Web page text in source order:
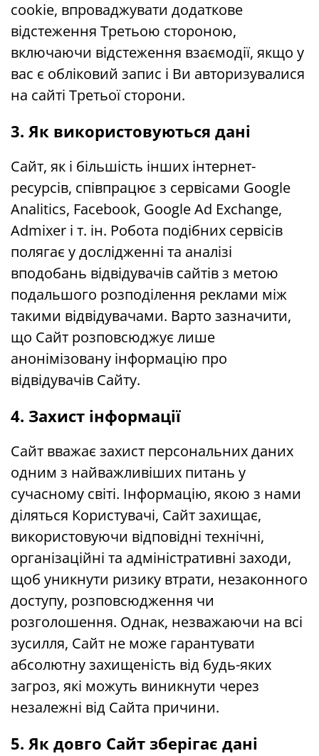
cookie, впроваджувати додаткове
відстеження Третьою стороною,
включаючи відстеження взаємодії, якщо у
вас є обліковий запис і Ви авторизувалися
на сайті Третьої сторони.
3. Як використовуються дані
Сайт, як і більшість інших інтернет-
ресурсів, співпрацює з сервісами Google
Analitics, Facebook, Google Ad Exchange,
Admixer і т. ін. Робота подібних сервісів
полягає у дослідженні та аналізі
вподобань відвідувачів сайтів з метою
подальшого розподілення реклами між
такими відвідувачами. Варто зазначити,
що Сайт розповсюджує лише
анонімізовану інформацію про
відвідувачів Сайту.
4. Захист інформації
Сайт вважає захист персональних даних
одним з найважливіших питань у
сучасному світі. Інформацію, якою з нами
діляться Користувачі, Сайт захищає,
використовуючи відповідні технічні,
організаційні та адміністративні заходи,
щоб уникнути ризику втрати, незаконного
доступу, розповсюдження чи
розголошення. Однак, незважаючи на всі
зусилля, Сайт не може гарантувати
абсолютну захищеність від будь-яких
загроз, які можуть виникнути через
незалежні від Сайта причини.
5. Як довго Сайт зберігає дані